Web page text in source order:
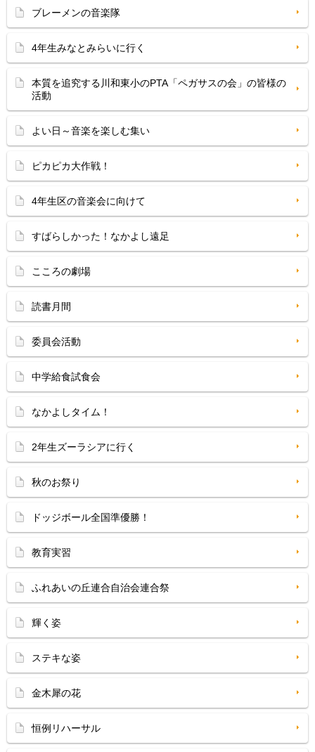
ブレーメンの音楽隊
4年生みなとみらいに行く
本質を追究する川和東小のPTA「ペガサスの会」の皆様の
活動
よい日～音楽を楽しむ集い
ピカピカ大作戦！
4年生区の音楽会に向けて
すばらしかった！なかよし遠足
こころの劇場
読書月間
委員会活動
中学給食試食会
なかよしタイム！
2年生ズーラシアに行く
秋のお祭り
ドッジボール全国準優勝！
教育実習
ふれあいの丘連合自治会連合祭
輝く姿
ステキな姿
金木犀の花
恒例リハーサル